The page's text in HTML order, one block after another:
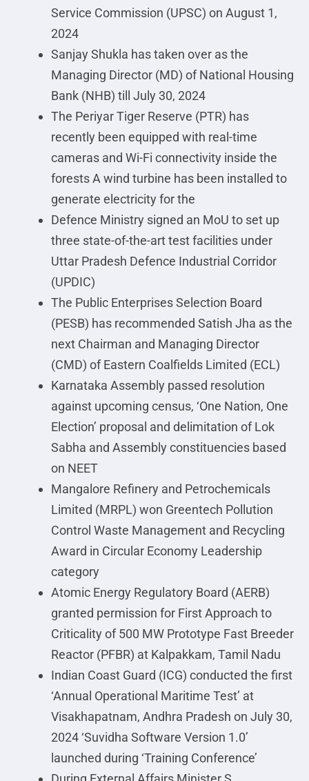
Service Commission (UPSC) on August 1,
2024
Sanjay Shukla has taken over as the
Managing Director (MD) of National Housing
Bank (NHB) till July 30, 2024
The Periyar Tiger Reserve (PTR) has
recently been equipped with real-time
cameras and Wi-Fi connectivity inside the
forests A wind turbine has been installed to
generate electricity for the
Defence Ministry signed an MoU to set up
three state-of-the-art test facilities under
Uttar Pradesh Defence Industrial Corridor
(UPDIC)
The Public Enterprises Selection Board
(PESB) has recommended Satish Jha as the
next Chairman and Managing Director
(CMD) of Eastern Coalfields Limited (ECL)
Karnataka Assembly passed resolution
against upcoming census, ‘One Nation, One
Election’ proposal and delimitation of Lok
Sabha and Assembly constituencies based
on NEET
Mangalore Refinery and Petrochemicals
Limited (MRPL) won Greentech Pollution
Control Waste Management and Recycling
Award in Circular Economy Leadership
category
Atomic Energy Regulatory Board (AERB)
granted permission for First Approach to
Criticality of 500 MW Prototype Fast Breeder
Reactor (PFBR) at Kalpakkam, Tamil Nadu
Indian Coast Guard (ICG) conducted the first
‘Annual Operational Maritime Test’ at
Visakhapatnam, Andhra Pradesh on July 30,
2024 ‘Suvidha Software Version 1.0’
launched during ‘Training Conference’